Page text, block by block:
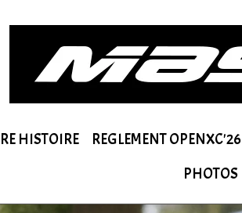
HISTOIRE REGLEMENT OPENXC'26
PHOTOS